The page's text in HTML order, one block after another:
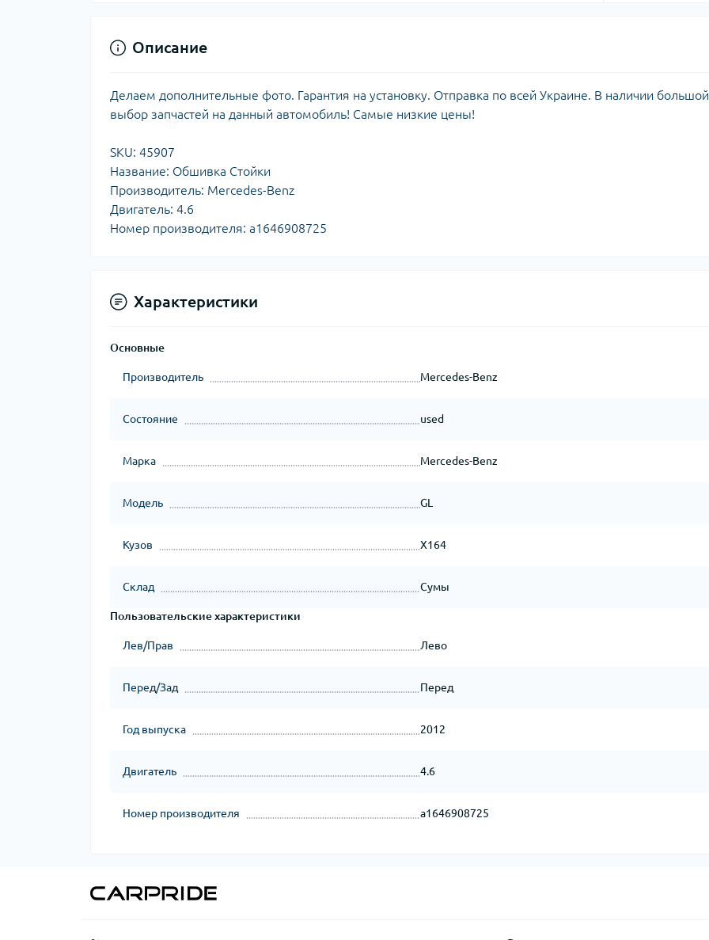
Описание
Делаем дополнительные фото. Гарантия на установку. Отправка по всей Украине. В наличии большой
выбор запчастей на данный автомобиль! Самые низкие цены!
SKU: 45907
Название: Обшивка Стойки
Производитель: Mercedes-Benz
Двигатель: 4.6
Номер производителя: a1646908725
Характеристики
Основные
Производитель Mercedes-Benz
Состояние used
Марка Mercedes-Benz
Модель GL
Кузов X164
Склад Сумы
Пользовательские характеристики
Лев/Прав Лево
Перед/Зад Перед
Год выпуска 2012
Двигатель 4.6
Номер производителя a1646908725